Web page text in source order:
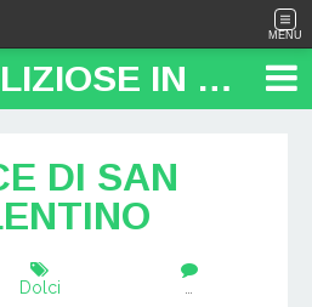
MENU
RICETTE DELIZIOSE IN PENTOLA: "FOOD TRAVEL BLOG"
DI SAN
Dolci …